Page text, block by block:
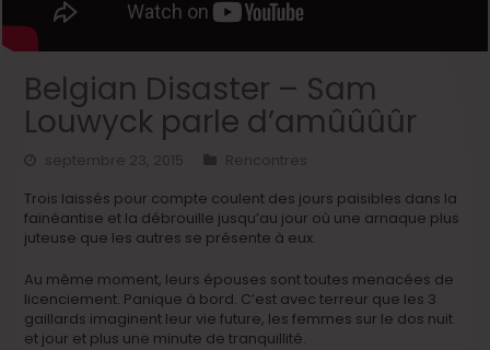
Belgian Disaster – Sam
Louwyck parle d’amûûûûr
septembre 23, 2015
Rencontres
Trois laissés pour compte coulent des jours paisibles dans la
fainéantise et la débrouille jusqu’au jour où une arnaque plus
juteuse que les autres se présente à eux.
Au même moment, leurs épouses sont toutes menacées de
licenciement. Panique à bord. C’est avec terreur que les 3
gaillards imaginent leur vie future, les femmes sur le dos nuit
et jour et plus une minute de tranquillité.